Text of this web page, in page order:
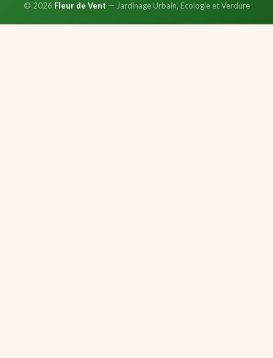
© 2026 Fleur de Vent — Jardinage Urbain, Ecologie et Verdure